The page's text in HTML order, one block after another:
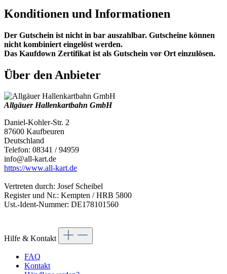
Konditionen und Informationen
Der Gutschein ist nicht in bar auszahlbar. Gutscheine können
nicht kombiniert eingelöst werden.
Das Kaufdown Zertifikat ist als Gutschein vor Ort einzulösen.
Über den Anbieter
Allgäuer Hallenkartbahn GmbH
Daniel-Kohler-Str. 2
87600 Kaufbeuren
Deutschland
Telefon: 08341 / 94959
info@all-kart.de
https://www.all-kart.de
Vertreten durch: Josef Scheibel
Register und Nr.: Kempten / HRB 5800
Ust.-Ident-Nummer: DE178101560
Hilfe & Kontakt
FAQ
Kontakt